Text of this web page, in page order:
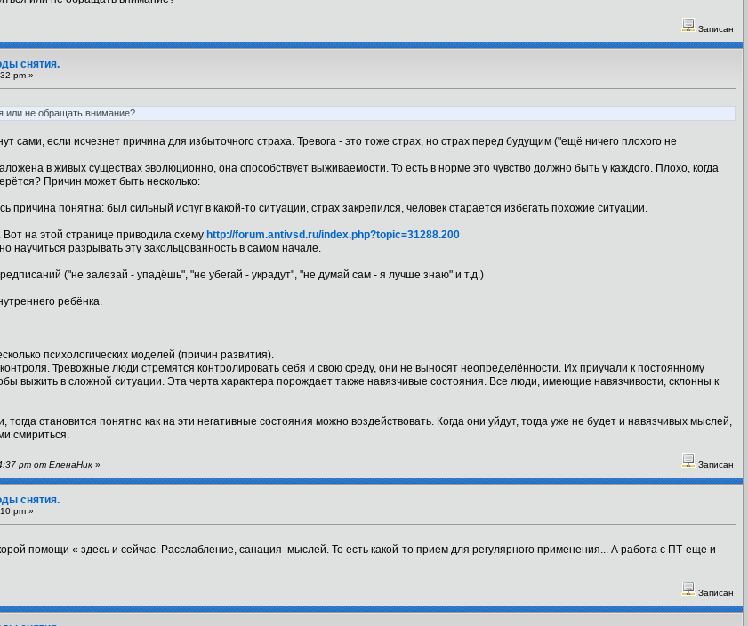
Записан
снятия.
pm »
или не обращать внимание?
сами, если исчезнет причина для избыточного страха. Тревога - это тоже страх, но страх перед будущим ("ещё ничего плохого не
в живых существах эволюционно, она способствует выживаемости. То есть в норме это чувство должно быть у каждого. Плохо, когда
Причин может быть несколько:
причина понятна: был сильный испуг в какой-то ситуации, страх закрепился, человек старается избегать похожие ситуации.
на этой странице приводила схему http://forum.antivsd.ru/index.php?topic=31288.200
научиться разрывать эту закольцованность в самом начале.
("не залезай - упадёшь", "не убегай - украдут", "не думай сам - я лучше знаю" и т.д.)
ребёнка.
психологических моделей (причин развития).
Тревожные люди стремятся контролировать себя и свою среду, они не выносят неопределённости. Их приучали к постоянному
выжить в сложной ситуации. Эта черта характера порождает также навязчивые состояния. Все люди, имеющие навязчивости, склонны к
становится понятно как на эти негативные состояния можно воздействовать. Когда они уйдут, тогда уже не будет и навязчивых мыслей,
смириться.
pm от ЕленаНик » Записан
снятия.
pm »
помощи « здесь и сейчас. Расслабление, санация мыслей. То есть какой-то прием для регулярного применения... А работа с ПТ-еще и
Записан